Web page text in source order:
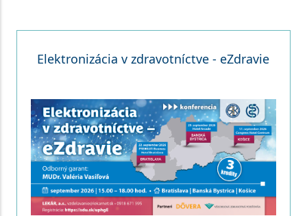
Elektronizácia v zdravotníctve - eZdravie